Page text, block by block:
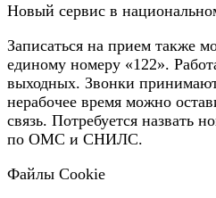
Новый сервис в
Записаться на прием также
единому номеру «122».
выходных. Звонки
нерабочее время можно
связь. Потребуется назвать
по ОМС и СНИЛС.
Файлы Cookie